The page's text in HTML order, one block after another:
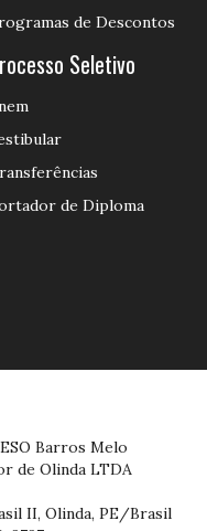
de Descontos
Seletivo
de Diploma
Barros Melo
de Olinda LTDA
II, Olinda, PE/Brasil